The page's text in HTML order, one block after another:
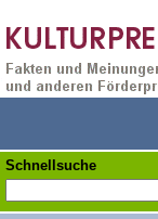
Schnellsuche